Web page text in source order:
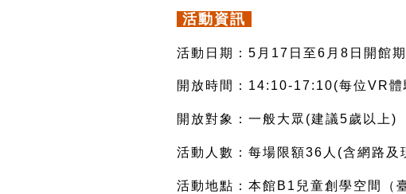
活動資訊
活動日期：5月17日至6月8日開館期
開放時間：14:10-17:10(每位VR體
開放對象：一般大眾(建議5歲以上)
活動人數：每場限額36人(含網路及
活動地點：本館B1兒童創學空間（